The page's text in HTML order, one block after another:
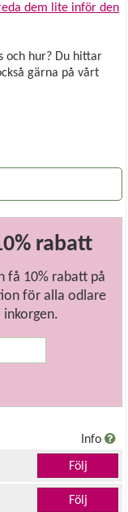
dem lite inför den
och hur? Du hittar
gärna på vårt
rabatt
få 10% rabatt på
för alla odlare
inkorgen.
Info
Följ
Följ